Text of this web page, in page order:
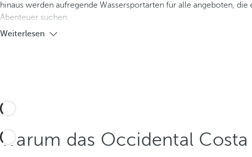
hinaus werden aufregende Wassersportarten für alle angeboten, die
Abenteuer suchen.
Weiterlesen
Warum das Occidental